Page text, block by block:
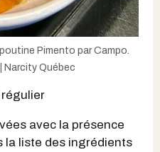
Pimento par Campo.
Narcity Québec
régulier
avec la présence
la liste des ingrédients